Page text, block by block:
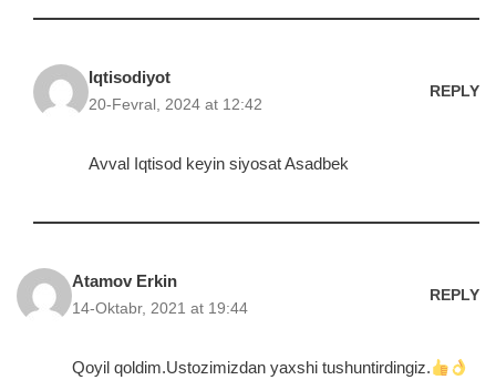
Iqtisodiyot
20-Fevral, 2024 at 12:42
REPLY
Avval Iqtisod keyin siyosat Asadbek
Atamov Erkin
14-Oktabr, 2021 at 19:44
REPLY
Qoyil qoldim.Ustozimizdan yaxshi tushuntirdingiz.